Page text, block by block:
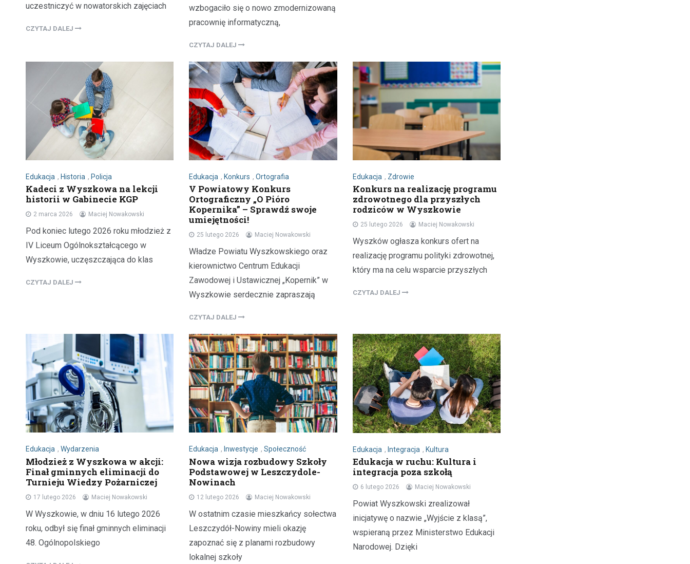
uczestniczyć w nowatorskich zajęciach
CZYTAJ DALEJ
wzbogaciło się o nowo zmodernizowaną
pracownię informatyczną,
CZYTAJ DALEJ
Edukacja Historia Policja
Kadeci z Wyszkowa na lekcji
historii w Gabinecie KGP
2 marca 2026 Maciej Nowakowski
Pod koniec lutego 2026 roku młodzież z
IV Liceum Ogólnokształcącego w
Wyszkowie, uczęszczająca do klas
CZYTAJ DALEJ
Edukacja ,Konkurs ,Ortografia
V Powiatowy Konkurs
Ortograficzny „O Pióro
Kopernika” – Sprawdź swoje
umiejętności!
25 lutego 2026 Maciej Nowakowski
Władze Powiatu Wyszkowskiego oraz
kierownictwo Centrum Edukacji
Zawodowej i Ustawicznej „Kopernik” w
Wyszkowie serdecznie zapraszają
CZYTAJ DALEJ
Edukacja , Zdrowie
Konkurs na realizację programu
zdrowotnego dla przyszłych
rodziców w Wyszkowie
25 lutego 2026 Maciej Nowakowski
Wyszków ogłasza konkurs ofert na
realizację programu polityki zdrowotnej,
który ma na celu wsparcie przyszłych
CZYTAJ DALEJ
Edukacja , Wydarzenia
Młodzież z Wyszkowa w akcji:
Finał gminnych eliminacji do
Turnieju Wiedzy Pożarniczej
17 lutego 2026 Maciej Nowakowski
W Wyszkowie, w dniu 16 lutego 2026
roku, odbył się finał gminnych eliminacji
48. Ogólnopolskiego
Edukacja , Inwestycje ,Społeczność
Nowa wizja rozbudowy Szkoły
Podstawowej w Leszczydole-
Nowinach
12 lutego 2026 Maciej Nowakowski
W ostatnim czasie mieszkańcy sołectwa
Leszczydół-Nowiny mieli okazję
zapoznać się z planami rozbudowy
lokalnej szkoły
Edukacja Integracja Kultura
Edukacja w ruchu: Kultura i
integracja poza szkołą
6 lutego 2026 Maciej Nowakowski
Powiat Wyszkowski zrealizował
inicjatywę o nazwie „Wyjście z klasą”,
wspieraną przez Ministerstwo Edukacji
Narodowej. Dzięki